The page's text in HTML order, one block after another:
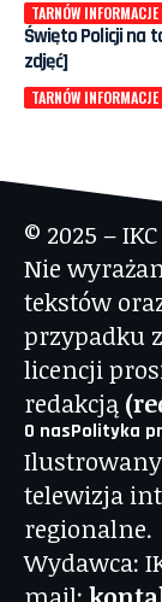
TARNÓW INFORMACJE
Święto Policji na
zdjęć]
TARNÓW INFORMACJE
© 2025 –
Nie
tekstów
przypadku
licencji
redakcją
O nasPolityka
Ilustrowany
telewizja
regionalne.
Wydawca: